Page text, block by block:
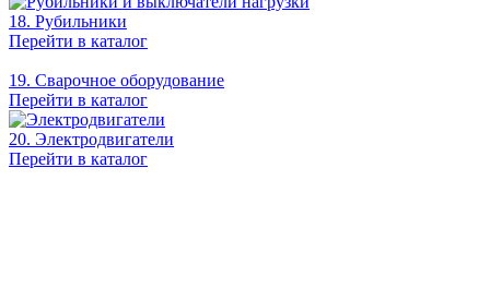
18. Рубильники
Перейти в каталог
19. Сварочное оборудование
Перейти в каталог
20. Электродвигатели
Перейти в каталог